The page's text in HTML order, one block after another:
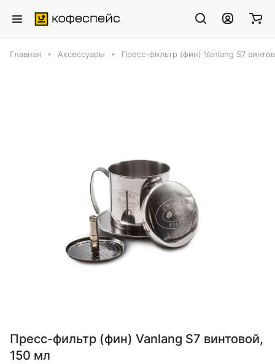
Главная Аксессуары Пресс-фильтр (фин) Vanlang S7
Пресс-фильтр (фин) Vanlang S7 винтовой,
150 мл